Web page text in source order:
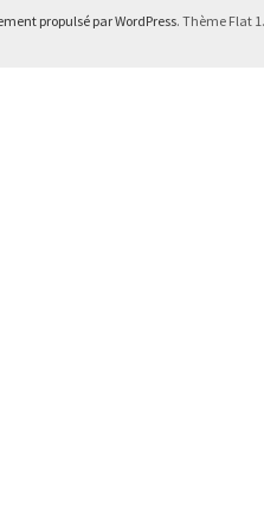
propulsé par WordPress. Thème Flat